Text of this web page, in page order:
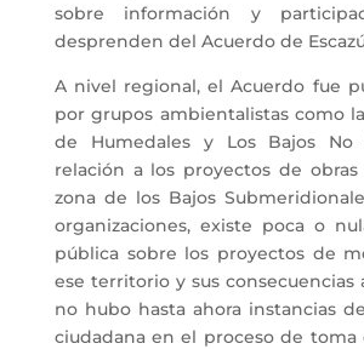
sobre información y
desprenden del Acuerdo de
A nivel regional, el Acuerdo fue
por grupos ambientalistas como
de Humedales y Los Bajos No
relación a los proyectos de
zona de los Bajos
organizaciones, existe poca o
pública sobre los proyectos de
ese territorio y sus consecuencias
no hubo hasta ahora instancias
ciudadana en el proceso de toma